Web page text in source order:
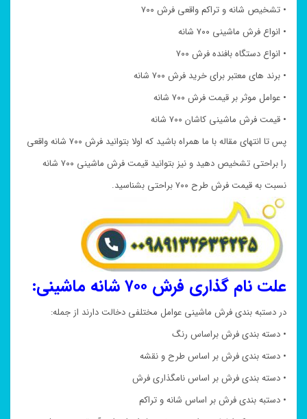
• تشخیص شانه و تراکم واقعی فرش ۷۰۰
• انواع فرش ماشینی ۷۰۰ شانه
• انواع دستگاه بافنده فرش ۷۰۰
• برند های معتبر برای خرید فرش ۷۰۰ شانه
• عوامل موثر بر قیمت فرش ۷۰۰ شانه
• قیمت فرش ماشینی کاشان ۷۰۰ شانه
پس تا انتهای مقاله با ما همراه باشید که اولا بتوانید فرش ۷۰۰ شانه واقعی
را براحتی تشخیص دهید و نیز بتوانید قیمت فرش ماشینی ۷۰۰ شانه
نسبت به قیمت فرش طرح ۷۰۰ براحتی بشناسید.
علت نام گذاری فرش ۷۰۰ شانه ماشینی:
در دستبه بندی فرش ماشینی عوامل مختلفی دخالت دارند از جمله:
• دسته بندی فرش براساس رنگ
• دسته بندی فرش بر اساس طرح و نقشه
• دسته بندی فرش بر اساس نامگذاری فرش
• دستبه بندی فرش بر اساس شانه و تراکم